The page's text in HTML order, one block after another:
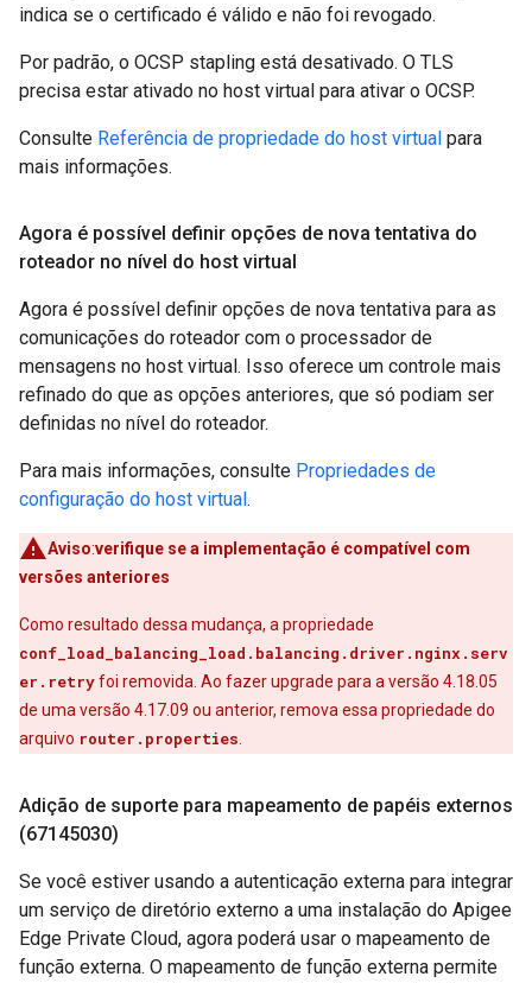
indica se o certificado é válido e não foi revogado.
Por padrão, o OCSP stapling está desativado. O TLS
precisa estar ativado no host virtual para ativar o OCSP.
Consulte Referência de propriedade do host virtual para
mais informações.
Agora é possível definir opções de nova tentativa do
roteador no nível do host virtual
Agora é possível definir opções de nova tentativa para as
comunicações do roteador com o processador de
mensagens no host virtual. Isso oferece um controle mais
refinado do que as opções anteriores, que só podiam ser
definidas no nível do roteador.
Para mais informações, consulte Propriedades de
configuração do host virtual.
Aviso:verifique se a implementação é compatível com
versões anteriores
Como resultado dessa mudança, a propriedade
conf_load_balancing_load.balancing.driver.nginx.serv
er.retryfoi removida. Ao fazer upgrade para a versão 4.18.05
de uma versão 4.17.09 ou anterior, remova essa propriedade do
arquivo router.properties
Adição de suporte para mapeamento de papéis externos
(67145030)
Se você estiver usando a autenticação externa para integrar
um serviço de diretório externo a uma instalação do Apigee
Edge Private Cloud, agora poderá usar o mapeamento de
função externa. O mapeamento de função externa permite